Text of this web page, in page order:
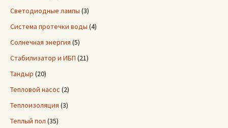
Светодиодные лампы (3)
Система протечки воды (4)
Солнечная энергия (5)
Стабилизатор и ИБП (21)
Тандыр (20)
Тепловой насос (2)
Теплоизоляция (3)
Теплый пол (35)